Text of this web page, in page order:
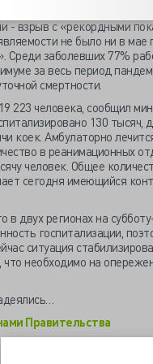
мэр Собянин. Пять
- взрыв с «рекордными
не было ни в
Среди заболевших 77%
за весь период
смертности.
223 человека, сообщил
130 тысяч,
коек. Амбулаторно
в реанимационных
человек. Общее
сегодня имеющийся
в двух регионах на
госпитализации,
ситуация
что необходимо на
Правительства